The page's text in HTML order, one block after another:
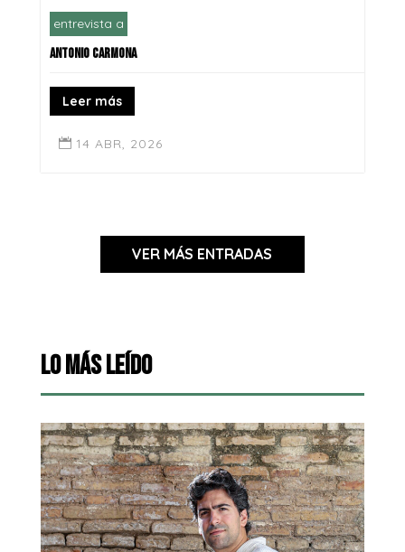
entrevista a
ANTONIO CARMONA
Leer más
 14 ABR, 2026
VER MÁS ENTRADAS
Lo más leído